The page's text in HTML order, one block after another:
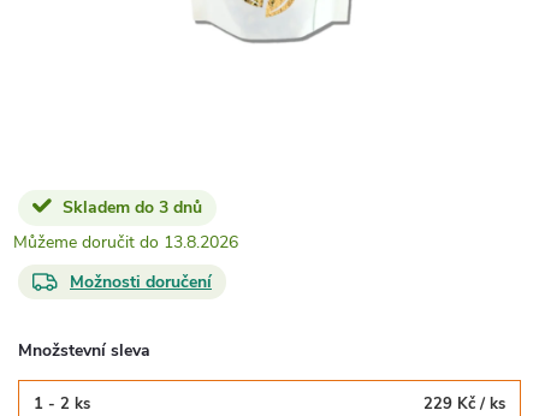
Skladem do 3 dnů
13.8.2026
Možnosti doručení
Množstevní sleva
1 - 2 ks 229 Kč / ks